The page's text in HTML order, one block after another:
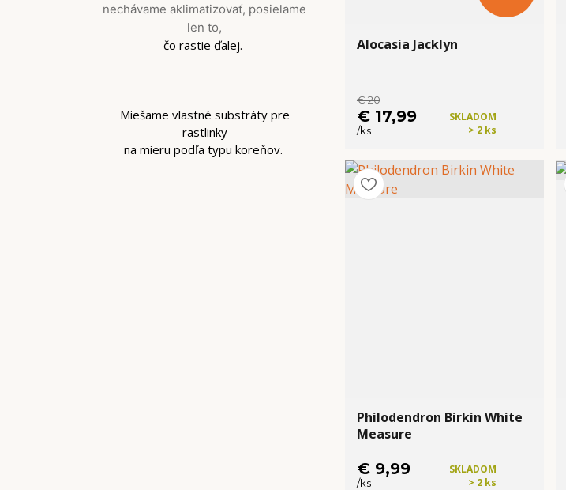
Alocasia Jacklyn
€ 20
€ 17,99
/ks
SKLADOM
> 2 ks
Kúpiť
Philodendron Birkin White
Measure
€ 9,99
/ks
SKLADOM
> 2 ks
nechávame aklimatizovať, posielame
len to,
čo rastie ďalej.
Miešame vlastné substráty pre
rastlinky
na mieru podľa typu koreňov.